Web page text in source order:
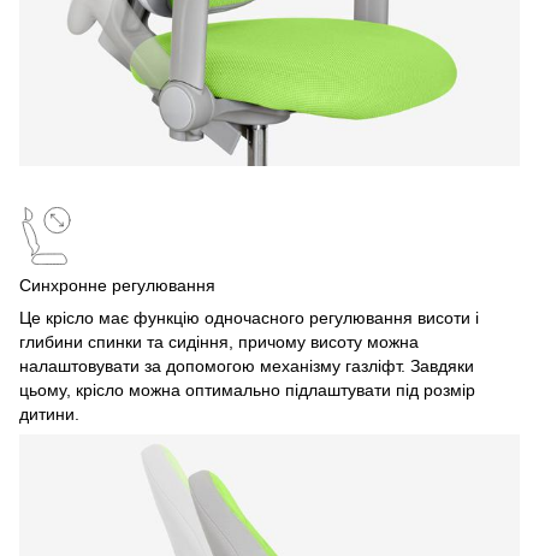
Синхронне регулювання
Це крісло має функцію одночасного регулювання висоти і
глибини спинки та сидіння, причому висоту можна
налаштовувати за допомогою механізму газліфт. Завдяки
цьому, крісло можна оптимально підлаштувати під розмір
дитини.